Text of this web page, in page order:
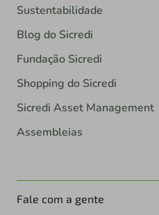
Sustentabilidade
Blog do Sicredi
Fundação Sicredi
Shopping do Sicredi
Sicredi Asset Management
Assembleias
Fale com a gente